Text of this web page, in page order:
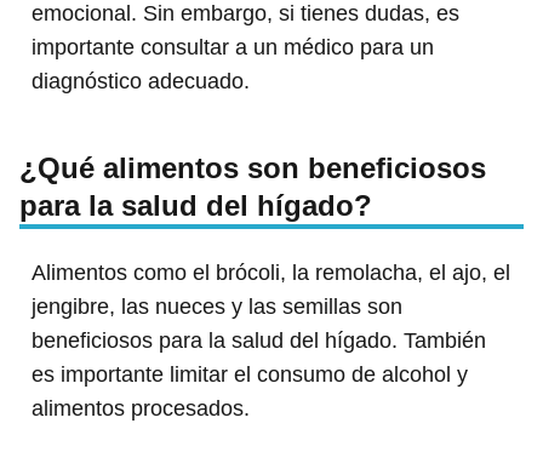
emocional. Sin embargo, si tienes dudas, es
importante consultar a un médico para un
diagnóstico adecuado.
¿Qué alimentos son beneficiosos
para la salud del hígado?
Alimentos como el brócoli, la remolacha, el ajo, el
jengibre, las nueces y las semillas son
beneficiosos para la salud del hígado. También
es importante limitar el consumo de alcohol y
alimentos procesados.